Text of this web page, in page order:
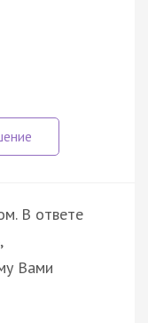
В ответе
Вами